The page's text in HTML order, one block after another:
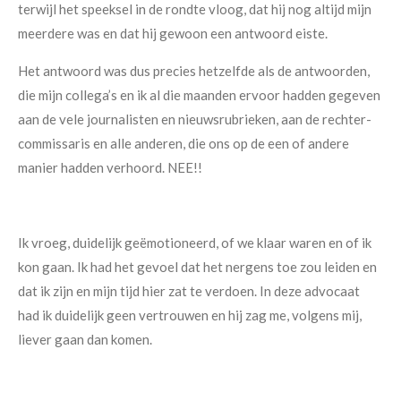
terwijl het speeksel in de rondte vloog, dat hij nog altijd mijn
meerdere was en dat hij gewoon een antwoord eiste.
Het antwoord was dus precies hetzelfde als de antwoorden,
die mijn collega’s en ik al die maanden ervoor hadden gegeven
aan de vele journalisten en nieuwsrubrieken, aan de rechter-
commissaris en alle anderen, die ons op de een of andere
manier hadden verhoord. NEE!!
Ik vroeg, duidelijk geëmotioneerd, of we klaar waren en of ik
kon gaan. Ik had het gevoel dat het nergens toe zou leiden en
dat ik zijn en mijn tijd hier zat te verdoen. In deze advocaat
had ik duidelijk geen vertrouwen en hij zag me, volgens mij,
liever gaan dan komen.